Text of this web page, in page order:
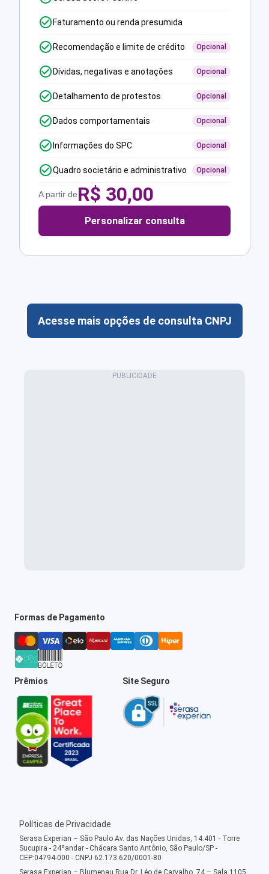
Faturamento ou renda presumida
Recomendação e limite de crédito Opcional
Dívidas, negativas e anotações Opcional
Detalhamento de protestos Opcional
Dados comportamentais Opcional
Informações do SPC Opcional
Quadro societário e administrativo Opcional
A partir deR$ 30,00
Personalizar consulta
Acesse mais opções de consulta CNPJ
Formas de Pagamento
Prêmios Site Seguro
Políticas de Privacidade
Serasa Experian – São Paulo Av. das Nações Unidas, 14.401 - Torre
Sucupira - 24ºandar - Chácara Santo Antônio, São Paulo/SP -
CEP:04794-000 - CNPJ 62.173.620/0001-80
Serasa Experian – Blumenau Rua Dr. Léo de Carvalho, 74 – Sala 1105